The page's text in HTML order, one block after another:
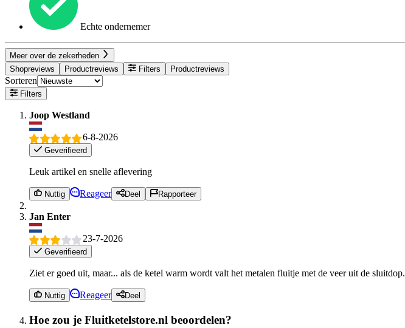
Echte ondernemer
Meer over de zekerheden
Shopreviews
Productreviews Filters Productreviews
Sorteren
Filters
Joop Westland
6-8-2026
Geverifieerd
Leuk artikel en snelle aflevering
Nuttig Reageer Deel Rapporteer
Jan Enter
23-7-2026
Geverifieerd
Ziet er goed uit, maar... als de ketel warm wordt valt het metalen fluitje met de veer uit de sluitdop.
Nuttig Reageer Deel
Hoe zou je Fluitketelstore.nl beoordelen?